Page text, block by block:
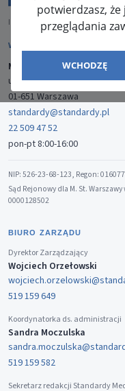
potwierdzasz,
przeglądania
WCHODZĘ
ISSN: 2080-5438
WYDAWCA
Media-Press Sp. z o.o.
ul. Gwiaździsta 7B/8
01-651 Warszawa
standardy@standardy.pl
22 509 47 52
pon-pt 8:00-16:00
NIP: 526-23-68-123, Regon:
Sąd Rejonowy dla M. St.
0000128502
BIURO ZARZĄDU
Dyrektor Zarządzający
Wojciech Orzełowski
519 159 649
Koordynatorka ds. administracji
Sandra Moczulska
519 159 582
Sekretarz redakcji Standardy